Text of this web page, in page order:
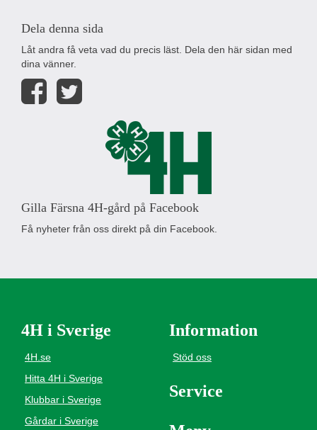
Dela denna sida
Låt andra få veta vad du precis läst. Dela den här sidan med
dina vänner.
Gilla Färsna 4H-gård på Facebook
Få nyheter från oss direkt på din Facebook.
4H i Sverige
4H.se
Hitta 4H i Sverige
Klubbar i Sverige
Gårdar i Sverige
Information
Stöd oss
Service